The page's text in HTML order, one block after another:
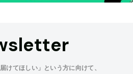
けてほしい」という方に向けて、